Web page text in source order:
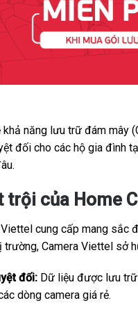
năng lưu trữ đám mây
đối cho các hộ gia đình
trội của Home
cung cấp mang
Camera Viettel sở
đối:Dữ liệu được lưu trữ
dòng camera giá rẻ.